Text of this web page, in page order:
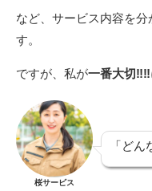
など、サービス内容を
す。
ですが、私が一番大切‼️‼️
桜サービス
「ど